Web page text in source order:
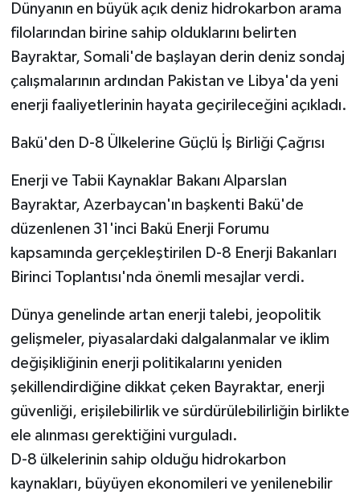
Dünyanın en büyük açık deniz hidrokarbon arama
filolarından birine sahip olduklarını belirten
Bayraktar, Somali'de başlayan derin deniz sondaj
çalışmalarının ardından Pakistan ve Libya'da yeni
enerji faaliyetlerinin hayata geçirileceğini açıkladı.
Bakü'den D-8 Ülkelerine Güçlü İş Birliği Çağrısı
Enerji ve Tabii Kaynaklar Bakanı Alparslan
Bayraktar, Azerbaycan'ın başkenti Bakü'de
düzenlenen 31'inci Bakü Enerji Forumu
kapsamında gerçekleştirilen D-8 Enerji Bakanları
Birinci Toplantısı'nda önemli mesajlar verdi.
Dünya genelinde artan enerji talebi, jeopolitik
gelişmeler, piyasalardaki dalgalanmalar ve iklim
değişikliğinin enerji politikalarını yeniden
şekillendirdiğine dikkat çeken Bayraktar, enerji
güvenliği, erişilebilirlik ve sürdürülebilirliğin birlikte
ele alınması gerektiğini vurguladı.
D-8 ülkelerinin sahip olduğu hidrokarbon
kaynakları, büyüyen ekonomileri ve yenilenebilir